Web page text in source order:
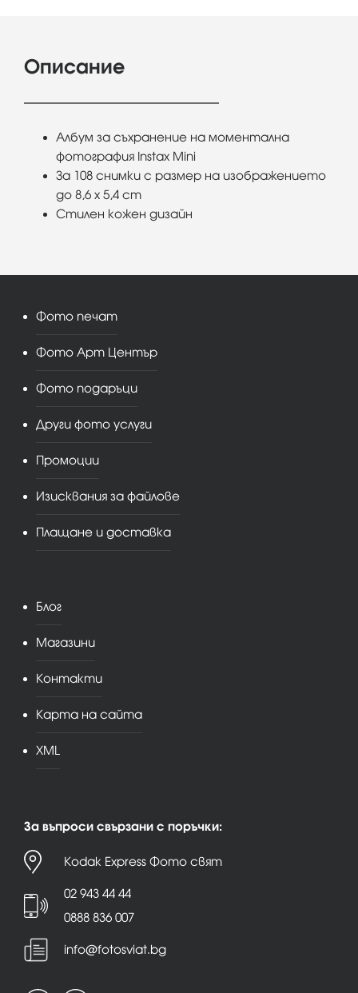
Описание
Албум за съхранение на моментална
фотография Instax Mini
За 108 снимки с размер на изображението
до 8,6 x 5,4 cm
Стилен кожен дизайн
Фото печат
Фото Арт Център
Фото подаръци
Други фото услуги
Промоции
Изисквания за файлове
Плащане и доставка
Блог
Магазини
Контакти
Карта на сайта
XML
За въпроси свързани с поръчки:
Kodak Express Фото свят
02 943 44 44
0888 836 007
info@fotosviat.bg